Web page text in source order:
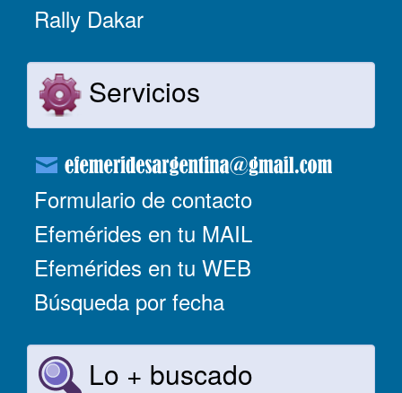
Rally Dakar
Servicios
Formulario de contacto
Efemérides en tu MAIL
Efemérides en tu WEB
Búsqueda por fecha
Lo + buscado